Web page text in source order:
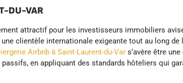
DU-VAR
attractif pour les investisseurs immobiliers
clientèle internationale exigeante tout au long
Airbnb à Saint-Laurent-du-Var s’avère être
en appliquant des standards hôteliers qui